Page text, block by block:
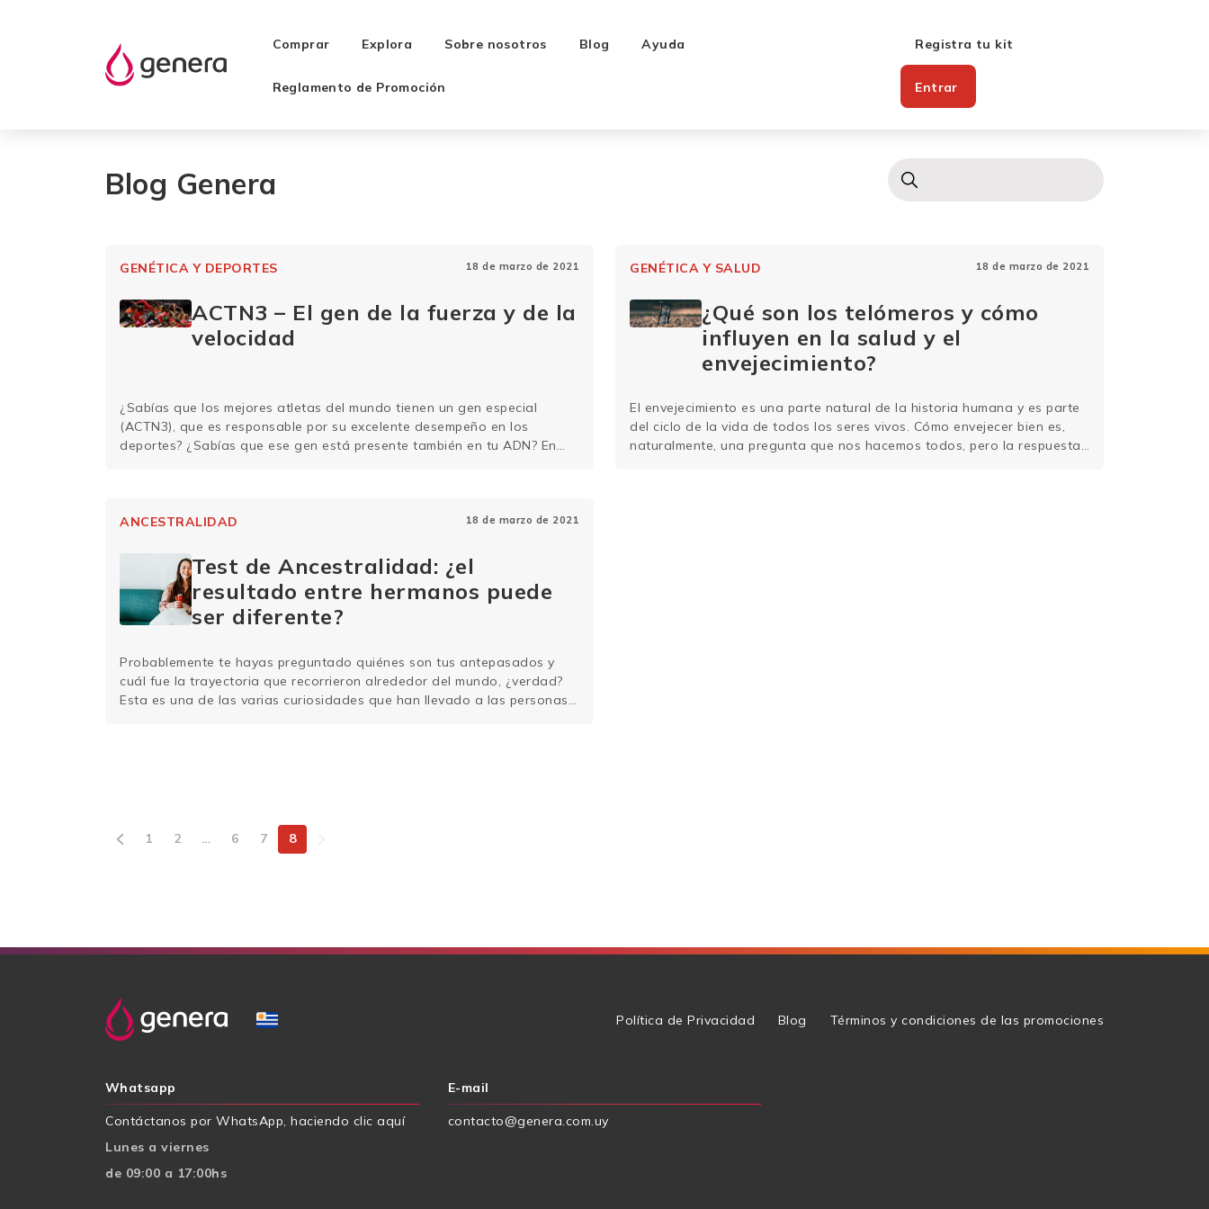
Comprar Explora Sobre nosotros Blog Ayuda
Reglamento de Promoción
Registra tu kit
Entrar
Blog Genera
GENÉTICA Y DEPORTES 18 de marzo de 2021
ACTN3 – El gen de la fuerza y de la
velocidad
¿Sabías que los mejores atletas del mundo tienen un gen especial
(ACTN3), que es responsable por su excelente desempeño en los
deportes? ¿Sabías que ese gen está presente también en tu ADN? En
GENÉTICA Y SALUD 18 de marzo de 2021
¿Qué son los telómeros y cómo
influyen en la salud y el
envejecimiento?
El envejecimiento es una parte natural de la historia humana y es parte
del ciclo de la vida de todos los seres vivos. Cómo envejecer bien es,
naturalmente, una pregunta que nos hacemos todos, pero la respuesta
ANCESTRALIDAD
18 de marzo de 2021
Test de Ancestralidad: ¿el
resultado entre hermanos puede
ser diferente?
Probablemente te hayas preguntado quiénes son tus antepasados y
cuál fue la trayectoria que recorrieron alrededor del mundo, ¿verdad?
Esta es una de las varias curiosidades que han llevado a las personas
1 2 … 6 7 8
Política de Privacidad Blog Términos y condiciones de las promociones
Whatsapp
Contáctanos por WhatsApp, haciendo clic aquí
Lunes a viernes
de 09:00 a 17:00hs
E-mail
contacto@genera.com.uy